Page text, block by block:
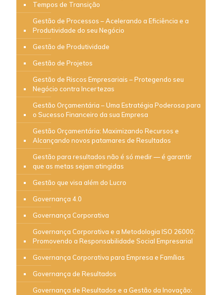
Tempos de Transição
Gestão de Processos – Acelerando a Eficiência e a
Produtividade do seu Negócio
Gestão de Produtividade
Gestão de Projetos
Gestão de Riscos Empresariais – Protegendo seu
Negócio contra Incertezas
Gestão Orçamentária – Uma Estratégia Poderosa para
o Sucesso Financeiro da sua Empresa
Gestão Orçamentária: Maximizando Recursos e
Alcançando novos patamares de Resultados
Gestão para resultados não é só medir — é garantir
que as metas sejam atingidas
Gestão que visa além do Lucro
Governança 4.0
Governança Corporativa
Governança Corporativa e a Metodologia ISO 26000:
Promovendo a Responsabilidade Social Empresarial
Governança Corporativa para Empresa e Famílias
Governança de Resultados
Governança de Resultados e a Gestão da Inovação: